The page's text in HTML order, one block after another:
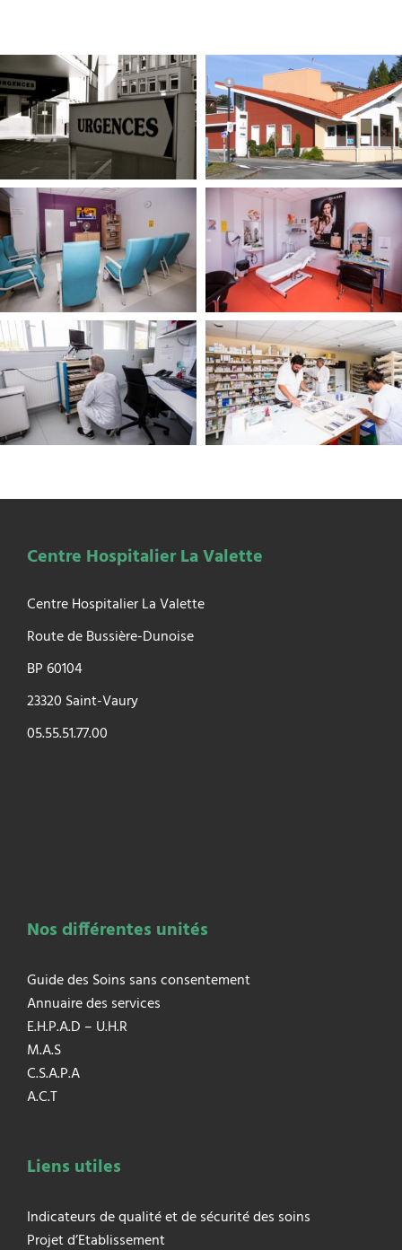
Centre Hospitalier La Valette
Centre Hospitalier La Valette
Route de Bussière-Dunoise
BP 60104
23320 Saint-Vaury
05.55.51.77.00
Nos différentes unités
Guide des Soins sans consentement
Annuaire des services
E.H.P.A.D – U.H.R
M.A.S
C.S.A.P.A
A.C.T
Liens utiles
Indicateurs de qualité et de sécurité des soins
Projet d’Etablissement